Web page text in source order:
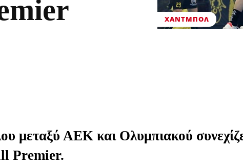
ΧΆΝΤΜΠΟΛ
μεταξύ ΑΕΚ και Ολυμπιακού
Premier.